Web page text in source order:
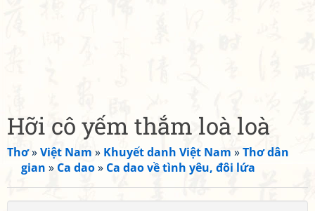
Hỡi cô yếm thắm loà loà
Thơ»Việt Nam » Khuyết danh Việt Nam »Thơ dân
gian » Ca dao» Ca dao về tình yêu, đôi lứa